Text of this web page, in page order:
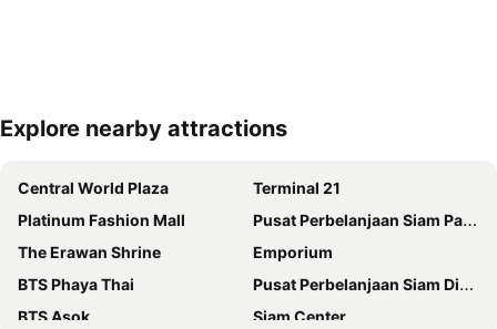
Explore nearby attractions
Central World Plaza
Terminal 21
Platinum Fashion Mall
Pusat Perbelanjaan Siam Paragon
The Erawan Shrine
Emporium
BTS Phaya Thai
Pusat Perbelanjaan Siam Discovery Center
BTS Asok
Siam Center